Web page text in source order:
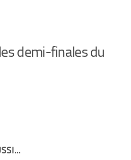
demi-finales du